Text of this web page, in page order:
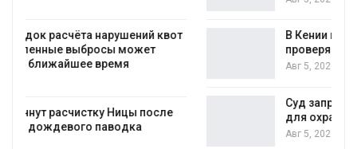
В Кении противников строительства АЭС
проверяют по статье о терроризме
Авг 5, 2026
Суд запретил использовать крокодилов
для охраны израильской тюрьмы
Авг 5, 2026